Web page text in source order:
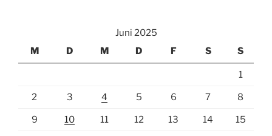
Juni 2025
M
D M D F S S
1
2 3 4 5 6 7 8
9 10 11 12 13 14 15